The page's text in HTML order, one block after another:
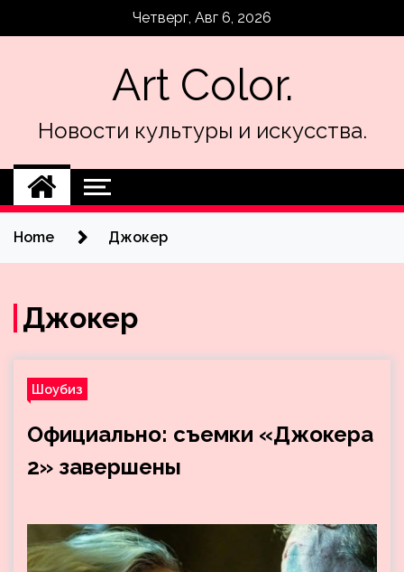
Четверг, Авг 6, 2026
Art Color.
Новости культуры и искусства.
Home Джокер
Джокер
Шоубиз
Официально: съемки «Джокера
2» завершены